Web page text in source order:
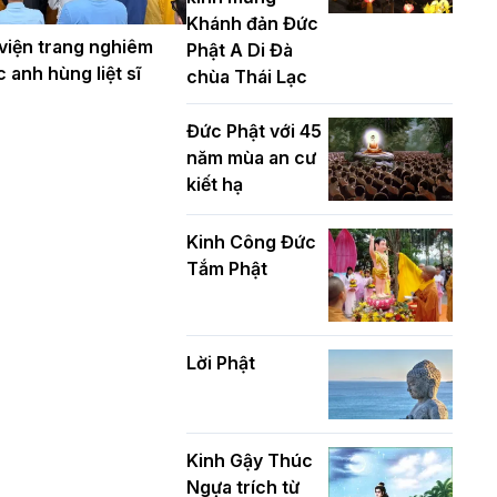
trang nghiêm
anh hùng liệt sĩ
nhiệm kỳ 2026
– 2031
Thích Tâm
Chính được suy
cử tân Trưởng
ban Trị sự
GHPGVN tỉnh
Thanh Hóa
nhiệm kỳ 2026 -
Hà Nội: Tăng Ni
pháp Tiền an cư
chức Khóa tu
Báo hiếu
Online một
ngày (Sáng
15/8/2021)
Tinh thần yêu
nước của
Phật giáo
Phật giáo
chính tín
Khánh đản Đức
Phật A Di Đà
chùa Thái Lạc
Đức Phật với 45
năm mùa an cư
kiết hạ
Kinh Công Đức
Tắm Phật
Lời Phật
Kinh Gậy Thúc
Ngựa trích từ